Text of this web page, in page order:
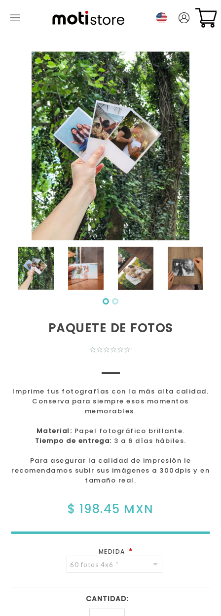
PAQUETE DE FOTOS
Imprime tus fotografías con la más alta calidad.
Conserva para siempre esos momentos
memorables.
Material: Papel fotográfico brillante.
Tiempo de entrega: 3 a 6 días hábiles.
Para asegurar la calidad de impresión le
recomendamos subir sus imágenes a 300dpis y en
tamaño real.
$ 198.45 MXN
MEDIDA *
CANTIDAD: